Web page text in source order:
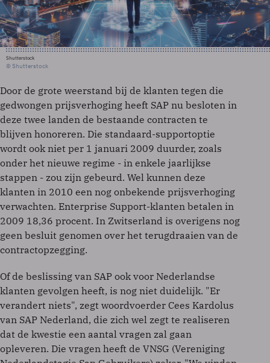
Shutterstock
© Shutterstock
Door de grote weerstand bij de klanten tegen die
gedwongen prijsverhoging heeft SAP nu besloten in
deze twee landen de bestaande contracten te
blijven honoreren. Die standaard-supportoptie
wordt ook niet per 1 januari 2009 duurder, zoals
onder het nieuwe regime - in enkele jaarlijkse
stappen - zou zijn gebeurd. Wel kunnen deze
klanten in 2010 een nog onbekende prijsverhoging
verwachten. Enterprise Support-klanten betalen in
2009 18,36 procent. In Zwitserland is overigens nog
geen besluit genomen over het terugdraaien van de
contractopzegging.
Of de beslissing van SAP ook voor Nederlandse
klanten gevolgen heeft, is nog niet duidelijk. "Er
verandert niets", zegt woordvoerder Cees Kardolus
van SAP Nederland, die zich wel zegt te realiseren
dat de kwestie een aantal vragen zal gaan
opleveren. Die vragen heeft de VNSG (Vereniging